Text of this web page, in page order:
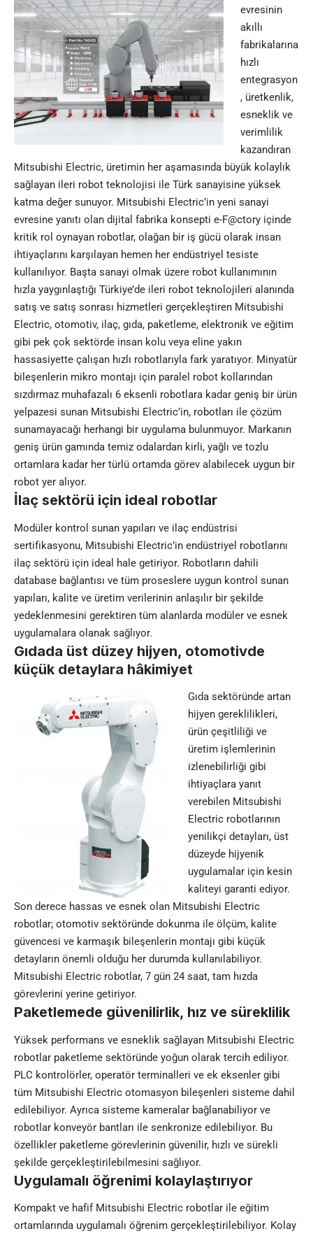
evresinin
akıllı
fabrikalarına
hızlı
entegrasyon
, üretkenlik,
esneklik ve
verimlilik
kazandıran
Mitsubishi Electric, üretimin her aşamasında büyük kolaylık
sağlayan ileri robot teknolojisi ile Türk sanayisine yüksek
katma değer sunuyor. Mitsubishi Electric’in yeni sanayi
evresine yanıtı olan dijital fabrika konsepti e-F@ctory içinde
kritik rol oynayan robotlar, olağan bir iş gücü olarak insan
ihtiyaçlarını karşılayan hemen her endüstriyel tesiste
kullanılıyor. Başta sanayi olmak üzere robot kullanımının
hızla yaygınlaştığı Türkiye’de ileri robot teknolojileri alanında
satış ve satış sonrası hizmetleri gerçekleştiren Mitsubishi
Electric, otomotiv, ilaç, gıda, paketleme, elektronik ve eğitim
gibi pek çok sektörde insan kolu veya eline yakın
hassasiyette çalışan hızlı robotlarıyla fark yaratıyor. Minyatür
bileşenlerin mikro montajı için paralel robot kollarından
sızdırmaz muhafazalı 6 eksenli robotlara kadar geniş bir ürün
yelpazesi sunan Mitsubishi Electric’in, robotları ile çözüm
sunamayacağı herhangi bir uygulama bulunmuyor. Markanın
geniş ürün gamında temiz odalardan kirli, yağlı ve tozlu
ortamlara kadar her türlü ortamda görev alabilecek uygun bir
robot yer alıyor.
İlaç sektörü için ideal robotlar
Modüler kontrol sunan yapıları ve ilaç endüstrisi
sertifikasyonu, Mitsubishi Electric’in endüstriyel robotlarını
ilaç sektörü için ideal hale getiriyor. Robotların dahili
database bağlantısı ve tüm proseslere uygun kontrol sunan
yapıları, kalite ve üretim verilerinin anlaşılır bir şekilde
yedeklenmesini gerektiren tüm alanlarda modüler ve esnek
uygulamalara olanak sağlıyor.
Gıdada üst düzey hijyen, otomotivde
küçük detaylara hâkimiyet
Gıda sektöründe artan
hijyen gereklilikleri,
ürün çeşitliliği ve
üretim işlemlerinin
izlenebilirliği gibi
ihtiyaçlara yanıt
verebilen Mitsubishi
Electric robotlarının
yenilikçi detayları, üst
düzeyde hijyenik
uygulamalar için kesin
kaliteyi garanti ediyor.
Son derece hassas ve esnek olan Mitsubishi Electric
robotlar; otomotiv sektöründe dokunma ile ölçüm, kalite
güvencesi ve karmaşık bileşenlerin montajı gibi küçük
detayların önemli olduğu her durumda kullanılabiliyor.
Mitsubishi Electric robotlar, 7 gün 24 saat, tam hızda
görevlerini yerine getiriyor.
Paketlemede güvenilirlik, hız ve süreklilik
Yüksek performans ve esneklik sağlayan Mitsubishi Electric
robotlar paketleme sektöründe yoğun olarak tercih ediliyor.
PLC kontrolörler, operatör terminalleri ve ek eksenler gibi
tüm Mitsubishi Electric otomasyon bileşenleri sisteme dahil
edilebiliyor. Ayrıca sisteme kameralar bağlanabiliyor ve
robotlar konveyör bantları ile senkronize edilebiliyor. Bu
özellikler paketleme görevlerinin güvenilir, hızlı ve sürekli
şekilde gerçekleştirilebilmesini sağlıyor.
Uygulamalı öğrenimi kolaylaştırıyor
Kompakt ve hafif Mitsubishi Electric robotlar ile eğitim
ortamlarında uygulamalı öğrenim gerçekleştirilebiliyor. Kolay